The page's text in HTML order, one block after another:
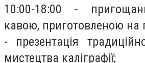
10:00-18:00 -
кавою, приготовленою на
- презентація
мистецтва каліграфії;